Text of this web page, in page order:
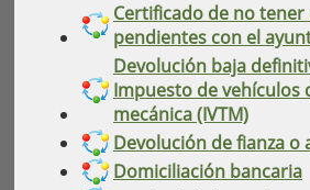
Certificado de no tener
pendientes con el
Devolución baja
Impuesto de vehículos
mecánica (IVTM)
Devolución de fianza o
Domiciliación bancaria